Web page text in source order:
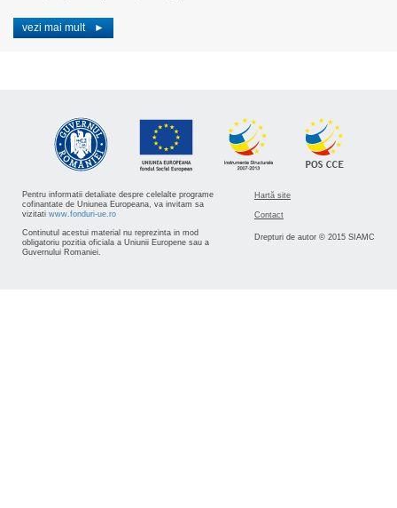
vezi mai mult ►
Pentru informatii detaliate despre celelalte programe
cofinantate de Uniunea Europeana, va invitam sa
vizitati www.fonduri-ue.ro
Continutul acestui material nu reprezinta in mod
obligatoriu pozitia oficiala a Uniunii Europene sau a
Guvernului Romaniei.
Hartă site
Contact
Drepturi de autor © 2015 SIAMC